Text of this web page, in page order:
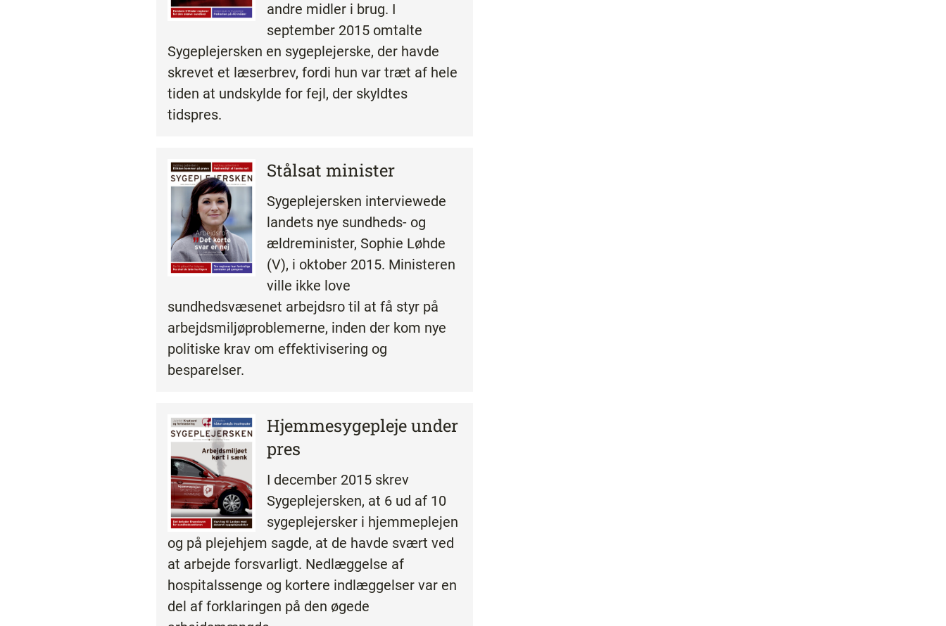
andre midler i brug. I
september 2015 omtalte
Sygeplejersken en sygeplejerske, der havde
skrevet et læserbrev, fordi hun var træt af hele
tiden at undskylde for fejl, der skyldtes
tidspres.
Stålsat minister
Sygeplejersken interviewede
landets nye sundheds- og
ældreminister, Sophie Løhde
(V), i oktober 2015. Ministeren
ville ikke love
sundhedsvæsenet arbejdsro til at få styr på
arbejdsmiljøproblemerne, inden der kom nye
politiske krav om effektivisering og
besparelser.
Hjemmesygepleje under
pres
I december 2015 skrev
Sygeplejersken, at 6 ud af 10
sygeplejersker i hjemmeplejen
og på plejehjem sagde, at de havde svært ved
at arbejde forsvarligt. Nedlæggelse af
hospitalssenge og kortere indlæggelser var en
del af forklaringen på den øgede